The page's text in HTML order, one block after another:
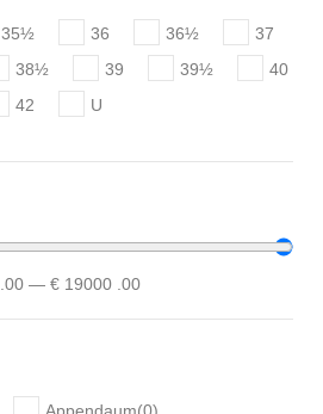
35½ 36 36½
37
38½ 39 39½
40
42 U
.00 — € 19000 .00